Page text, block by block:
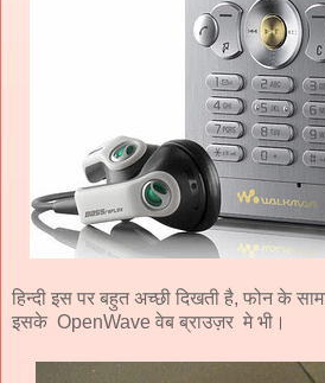
हिन्दी इस पर बहुत अच्छी दिखती है, फोन के
इसके OpenWave वेब ब्राउज़र मे भी।